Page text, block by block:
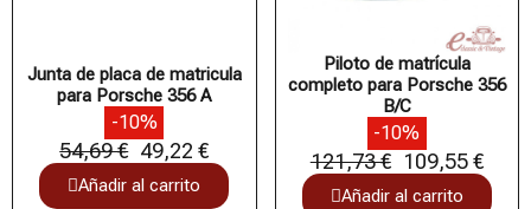
Junta de placa de matricula
para Porsche 356 A
-10%
54,69 € 49,22 €
Añadir al carrito
Piloto de matrícula
completo para Porsche 356
B/C
-10%
121,73 € 109,55 €
Añadir al carrito